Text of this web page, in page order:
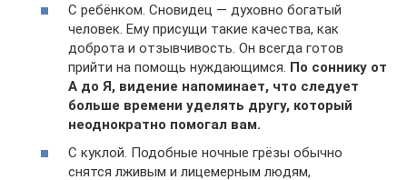
С ребёнком. Сновидец — духовно богатый
человек. Ему присущи такие качества, как
доброта и отзывчивость. Он всегда готов
прийти на помощь нуждающимся. По соннику от
А до Я, видение напоминает, что следует
больше времени уделять другу, который
неоднократно помогал вам.
С куклой. Подобные ночные грёзы обычно
снятся лживым и лицемерным людям,